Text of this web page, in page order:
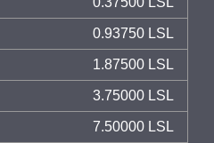
0.93750 LSL
1.87500 LSL
3.75000 LSL
7.50000 LSL